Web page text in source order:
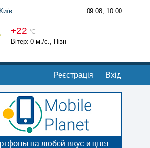
Київ 09.08, 10:00
+22 °С
Вітер: 0 м./с., Півн
Реєстрація Вхід